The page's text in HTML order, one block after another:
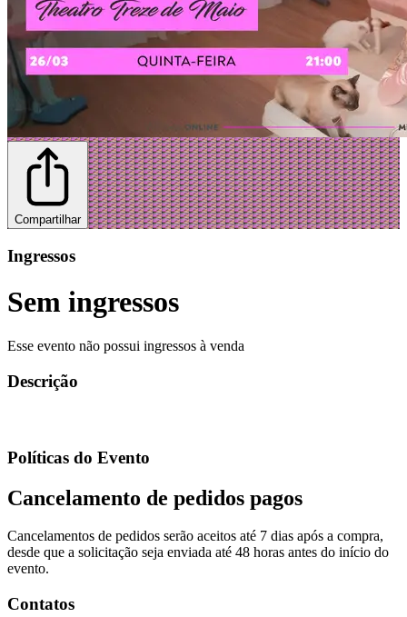
Compartilhar
Ingressos
Sem ingressos
Esse evento não possui ingressos à venda
Descrição
Políticas do Evento
Cancelamento de pedidos pagos
Cancelamentos de pedidos serão aceitos até 7 dias após a compra,
desde que a solicitação seja enviada até 48 horas antes do início do
evento.
Contatos